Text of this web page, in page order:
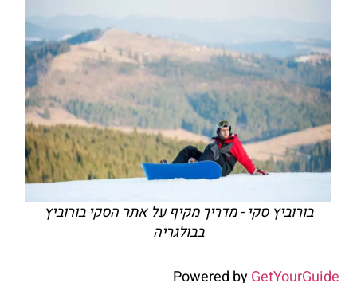
בורוביץ סקי - מדריך מקיף על אתר הסקי בורוביץ
בבולגריה
Powered byGetYourGuide